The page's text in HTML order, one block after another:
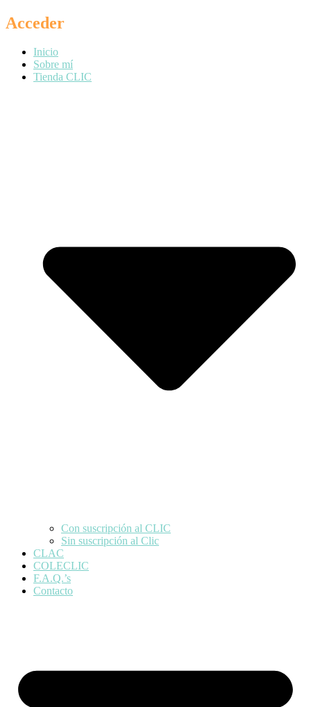
Acceder
Inicio
Sobre mí
Tienda CLIC
Con suscripción al CLIC
Sin suscripción al Clic
CLAC
COLECLIC
F.A.Q.’s
Contacto